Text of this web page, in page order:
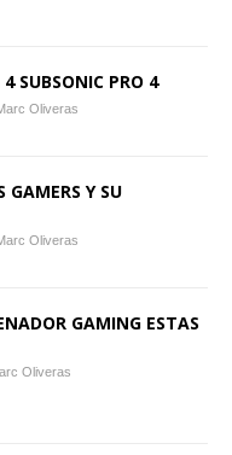
PRO 4
Oliveras
GAMERS Y SU
Oliveras
GAMING ESTAS
Oliveras